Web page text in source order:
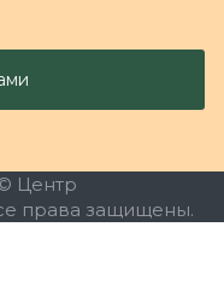
Центр
права защищены.